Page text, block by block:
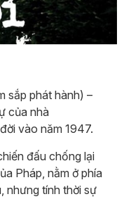
sắp phát hành) –
của nhà
vào năm 1947.
đấu chống lại
Pháp, nằm ở phía
nhưng tính thời sự